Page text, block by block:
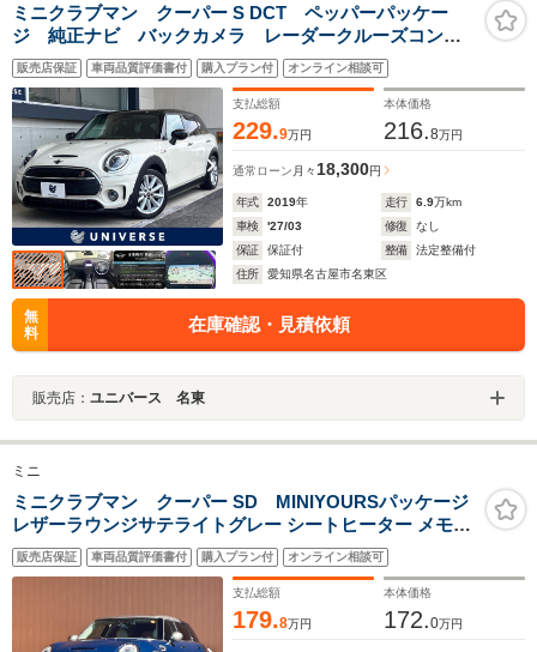
ミニクラブマン クーパー S DCT ペッパーパッケー
ジ 純正ナビ バックカメラ レーダークルーズコント
ロール 前後コーナーセンサー LEDヘッド インテリ
ジェントセーフティ ETC車載器 デュアルオートエア
コン bluetooh 禁煙車
販売店保証 車両品質評価書付 購入プラン付 オンライン相談可
支払総額
229.9万円
本体価格
216.8万円
通常ローン 月々 18,300円
年式 2019年 走行 6.9万km
車検
'27/03 修復
なし
保証
保証付 整備
法定整備付
住所
愛知県名古屋市名東区
無
料
在庫確認・見積依頼
販売店： ユニバース 名東
ミニ
ミニクラブマン クーパー SD MINIYOURSパッケージ
レザーラウンジサテライトグレー シートヒーター メモリ
ー付パワーシート 純正HDDナビ Bluetooth バックカメラ
インテリジェントセーフティ ACC LEDヘッドライト ド
販売店保証 車両品質評価書付 購入プラン付 オンライン相談可
支払総額
179.8万円
本体価格
172.0万円